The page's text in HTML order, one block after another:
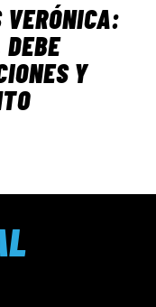
VERÓNICA:
DEBE
Y